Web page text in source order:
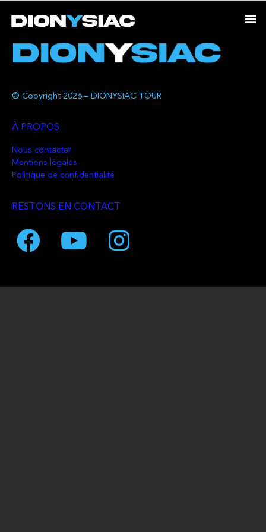
© Copyright 2026 – DIONYSIAC TOUR
À PROPOS
Nous contacter
Mentions légales
Politique de confidentialité
RESTONS EN CONTACT